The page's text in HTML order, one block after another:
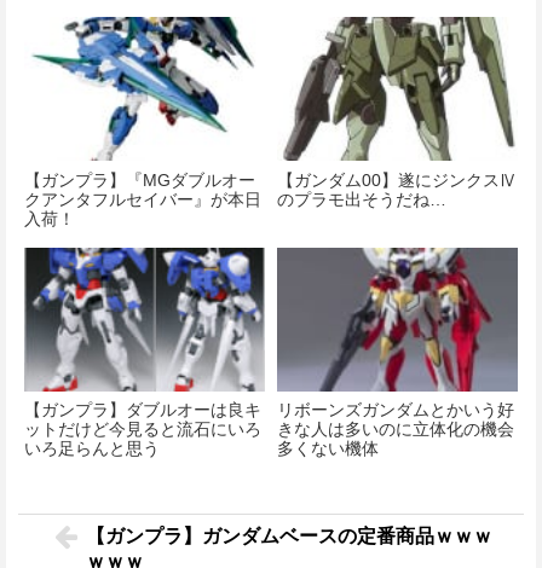
【ガンプラ】『MGダブルオー
クアンタフルセイバー』が本日
入荷！
【ガンダム00】遂にジンクスⅣ
のプラモ出そうだね…
【ガンプラ】ダブルオーは良キ
ットだけど今見ると流石にいろ
いろ足らんと思う
リボーンズガンダムとかいう好
きな人は多いのに立体化の機会
多くない機体
【ガンプラ】ガンダムベースの定番商品ｗｗｗ
ｗｗｗ